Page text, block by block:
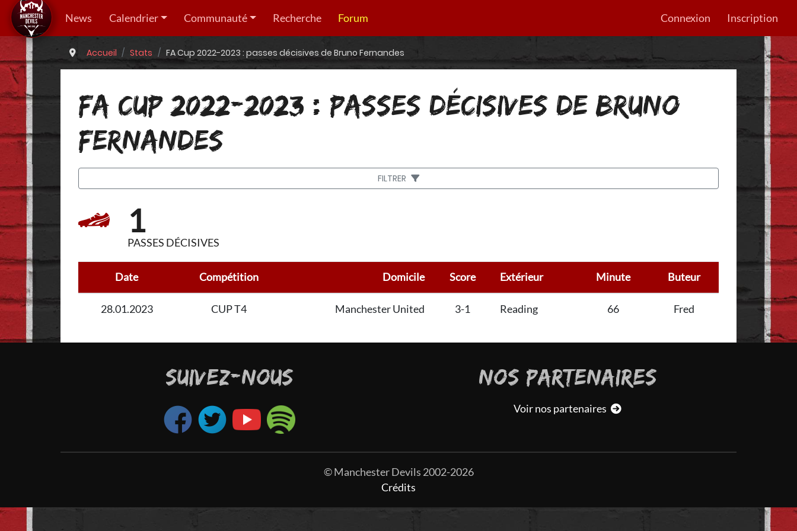
News Calendrier Communauté Recherche Forum Connexion Inscription
Accueil Stats FA Cup 2022-2023 : passes décisives de Bruno Fernandes
FA CUP 2022-2023 : PASSES DÉCISIVES DE BRUNO
FERNANDES
FILTRER
1
PASSES DÉCISIVES
Date Compétition Domicile Score Extérieur Minute Buteur
28.01.2023 CUP T4 Manchester United 3-1 Reading 66 Fred
SUIVEZ-NOUS NOS PARTENAIRES
Voir nos partenaires
© Manchester Devils 2002-2026
Crédits